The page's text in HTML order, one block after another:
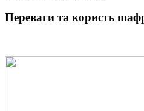
Переваги та користь